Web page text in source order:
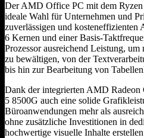
Der AMD Office PC mit dem Ryzen
ideale Wahl für Unternehmen und
zuverlässigen und kosteneffizienten
6 Kernen und einer Basis-
Prozessor ausreichend Leistung,
zu bewältigen, von der
bis hin zur Bearbeitung von
Dank der integrierten AMD
5 8500G auch eine solide
Büroanwendungen mehr als
ohne zusätzliche Investitionen in
hochwertige visuelle Inhalte